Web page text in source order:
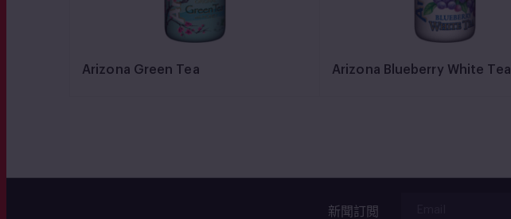
Arizona Green Tea Arizona Blueberry White Tea
新聞訂閲